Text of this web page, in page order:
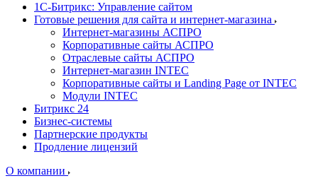
1С-Битрикс: Управление сайтом
Готовые решения для сайта и интернет-магазина
Интернет-магазины АСПРО
Корпоративные сайты АСПРО
Отраслевые сайты АСПРО
Интернет-магазин INTEC
Корпоративные сайты и Landing Page от INTEC
Модули INTEC
Битрикс 24
Бизнес-системы
Партнерские продукты
Продление лицензий
О компании